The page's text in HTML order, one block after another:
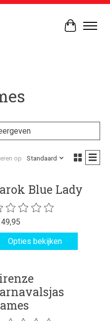
op Standaard
Blue Lady
beoordeling van dit product is
Opties bekijken